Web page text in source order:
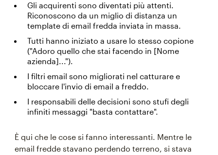
Gli acquirenti sono diventati più attenti.
Riconoscono da un miglio di distanza un
template di email fredda inviata in massa.
Tutti hanno iniziato a usare lo stesso copione
("Adoro quello che stai facendo in [Nome
azienda]...").
I filtri email sono migliorati nel catturare e
bloccare l'invio di email a freddo.
I responsabili delle decisioni sono stufi degli
infiniti messaggi "basta contattare".
È qui che le cose si fanno interessanti. Mentre le
email fredde stavano perdendo terreno, si stava